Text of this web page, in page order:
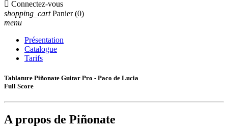
 Connectez-vous
shopping_cart Panier (0)
menu
Présentation
Catalogue
Tarifs
Tablature Piñonate Guitar Pro - Paco de Lucia
Full Score
A propos de Piñonate